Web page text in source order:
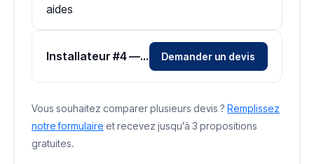
aides
Installateur #4 — Zone Bas-Rhin Demander un devis
Vous souhaitez comparer plusieurs devis ? Remplissez
notre formulaire et recevez jusqu'à 3 propositions
gratuites.